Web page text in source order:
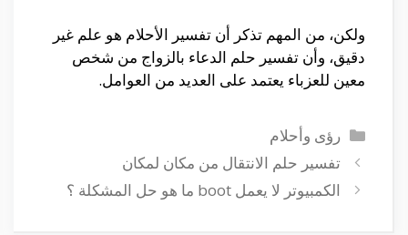
ولكن، من المهم تذكر أن تفسير الأحلام هو علم غير
دقيق، وأن تفسير حلم الدعاء بالزواج من شخص
معين للعزباء يعتمد على العديد من العوامل.
التصنيفات
رؤى وأحلام
تفسير حلم الانتقال من مكان لمكان
الكمبيوتر لا يعمل boot ما هو حل المشكلة ؟